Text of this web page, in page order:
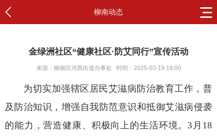
柳南动态
金绿洲社区“健康社区·防艾同行”宣传活动
来源：柳南区河西街道办事处 时间：2025-03-19 18:00
为切实加强辖区居民艾滋病防治教育工作，普
及防治知识，增强自我防范意识和抵御艾滋病侵袭
的能力，营造健康、积极向上的生活环境。 3月18